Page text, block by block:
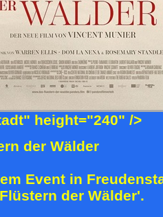
height="240" />
der Wälder
Event in
der Wälder'.